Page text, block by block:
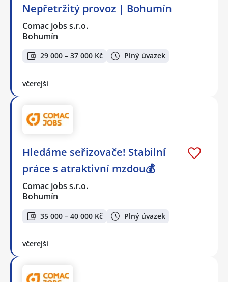
Nepřetržitý provoz | Bohumín
Comac jobs s.r.o.
Bohumín
29 000 – 37 000 Kč Plný úvazek
včerejší
Hledáme seřizovače! Stabilní
práce s atraktivní mzdou💰
Comac jobs s.r.o.
Bohumín
35 000 – 40 000 Kč Plný úvazek
včerejší